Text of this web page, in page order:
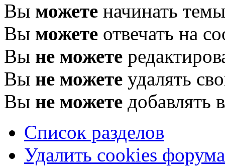
Вы можете начинать темы
Вы можете отвечать на
Вы не можете
Вы не можете удалять
Вы не можете добавлять
Список разделов
Удалить cookies форума